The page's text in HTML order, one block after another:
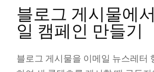
블로그 게시물에
일 캠페인 만들기
블로그 게시물을 이메일 뉴스레터